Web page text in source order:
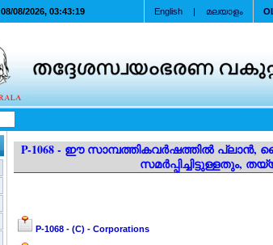
08/08/2026, 03:43:19 English | മലയാളം
P-1068 - ഈ സാമ്പത്തികവർഷത്തിൽ പ്ലാൻ,
സമർപ്പിച്ചിട്ടുള്ളതും,
P-1068 - (C) - Corporations